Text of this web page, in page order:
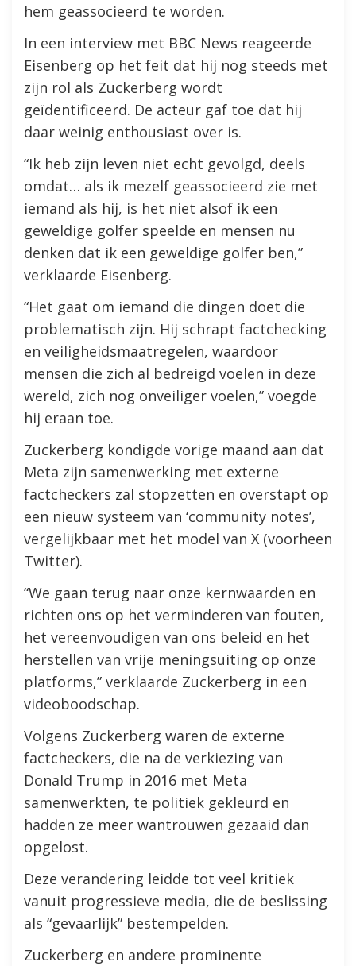
hem geassocieerd te worden.
In een interview met BBC News reageerde
Eisenberg op het feit dat hij nog steeds met
zijn rol als Zuckerberg wordt
geïdentificeerd. De acteur gaf toe dat hij
daar weinig enthousiast over is.
“Ik heb zijn leven niet echt gevolgd, deels
omdat… als ik mezelf geassocieerd zie met
iemand als hij, is het niet alsof ik een
geweldige golfer speelde en mensen nu
denken dat ik een geweldige golfer ben,”
verklaarde Eisenberg.
“Het gaat om iemand die dingen doet die
problematisch zijn. Hij schrapt factchecking
en veiligheidsmaatregelen, waardoor
mensen die zich al bedreigd voelen in deze
wereld, zich nog onveiliger voelen,” voegde
hij eraan toe.
Zuckerberg kondigde vorige maand aan dat
Meta zijn samenwerking met externe
factcheckers zal stopzetten en overstapt op
een nieuw systeem van ‘community notes’,
vergelijkbaar met het model van X (voorheen
Twitter).
“We gaan terug naar onze kernwaarden en
richten ons op het verminderen van fouten,
het vereenvoudigen van ons beleid en het
herstellen van vrije meningsuiting op onze
platforms,” verklaarde Zuckerberg in een
videoboodschap.
Volgens Zuckerberg waren de externe
factcheckers, die na de verkiezing van
Donald Trump in 2016 met Meta
samenwerkten, te politiek gekleurd en
hadden ze meer wantrouwen gezaaid dan
opgelost.
Deze verandering leidde tot veel kritiek
vanuit progressieve media, die de beslissing
als “gevaarlijk” bestempelden.
Zuckerberg en andere prominente